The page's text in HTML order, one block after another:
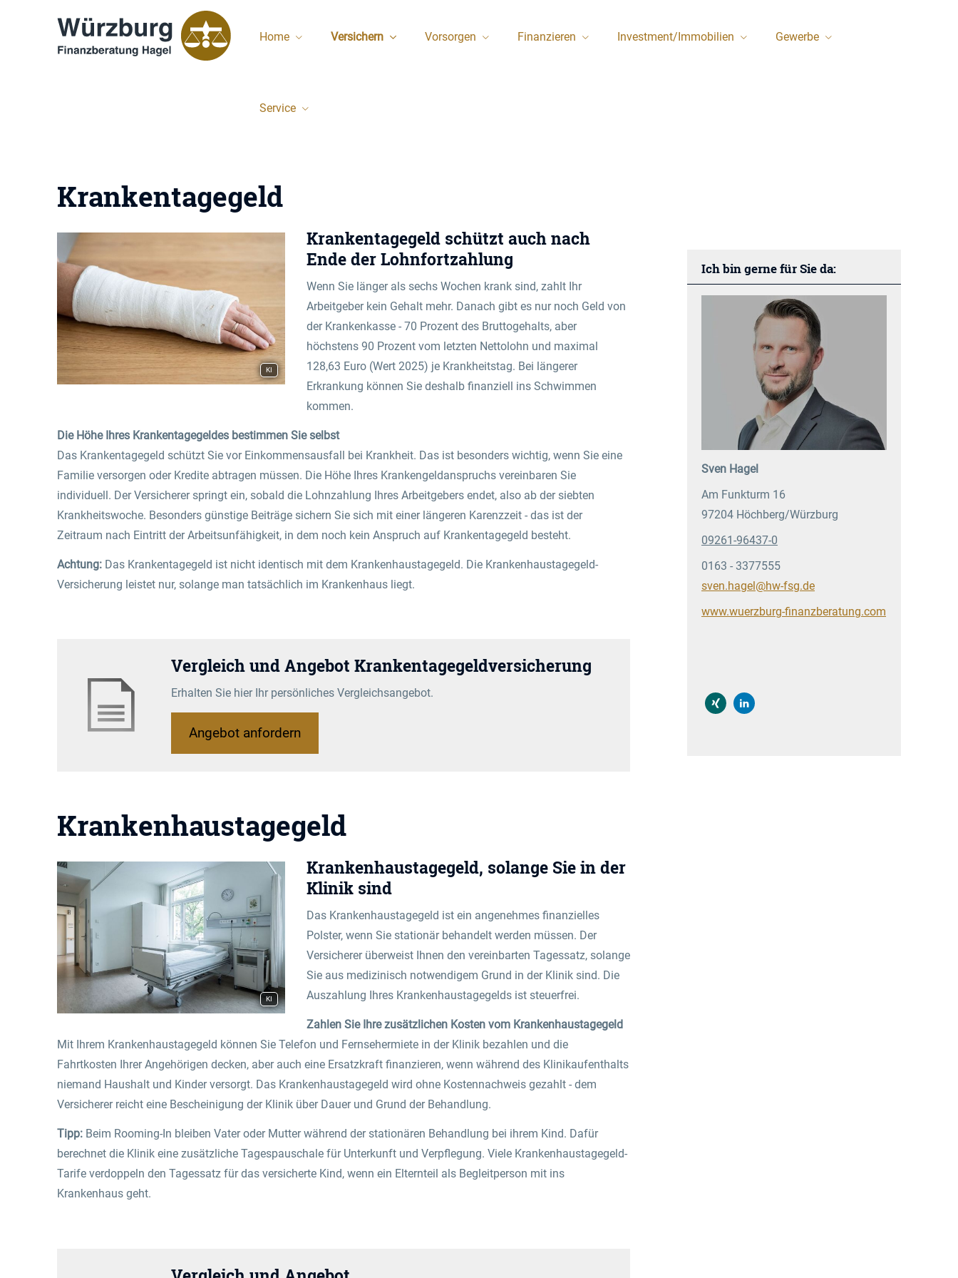
Home Versichern Vorsorgen Finanzieren Investment/Immobilien Gewerbe
Service
Ich bin gerne für Sie da:
Sven Hagel
Am Funkturm 16
97204 Höchberg/Würzburg
09261-96437-0
0163 - 3377555
sven.hagel@hw-fsg.de
www.wuerzburg-finanzberatung.com
Krankentagegeld
KI
Krankentagegeld schützt auch nach
Ende der Lohnfortzahlung
Wenn Sie länger als sechs Wochen krank sind, zahlt Ihr
Arbeitgeber kein Gehalt mehr. Danach gibt es nur noch Geld von
der Krankenkasse - 70 Prozent des Bruttogehalts, aber
höchstens 90 Prozent vom letzten Nettolohn und maximal
128,63 Euro (Wert 2025) je Krankheitstag. Bei längerer
Erkrankung können Sie deshalb finanziell ins Schwimmen
kommen.
Die Höhe Ihres Krankentagegeldes bestimmen Sie selbst
Das Krankentagegeld schützt Sie vor Einkommensausfall bei Krankheit. Das ist besonders wichtig, wenn Sie eine
Familie versorgen oder Kredite abtragen müssen. Die Höhe Ihres Krankengeldanspruchs vereinbaren Sie
individuell. Der Versicherer springt ein, sobald die Lohnzahlung Ihres Arbeitgebers endet, also ab der siebten
Krankheitswoche. Besonders günstige Beiträge sichern Sie sich mit einer längeren Karenzzeit - das ist der
Zeitraum nach Eintritt der Arbeitsunfähigkeit, in dem noch kein Anspruch auf Krankentagegeld besteht.
Achtung: Das Krankentagegeld ist nicht identisch mit dem Krankenhaustagegeld. Die Krankenhaustagegeld-
Versicherung leistet nur, solange man tatsächlich im Krankenhaus liegt.
Vergleich und Angebot Krankentagegeldversicherung
Erhalten Sie hier Ihr persönliches Vergleichsangebot.
An­ge­bot an­for­dern
Krankenhaustagegeld
KI
Krankenhaustagegeld, solange Sie in der
Klinik sind
Das Krankenhaustagegeld ist ein angenehmes finanzielles
Polster, wenn Sie stationär behandelt werden müssen. Der
Versicherer überweist Ihnen den vereinbarten Tagessatz, solange
Sie aus medizinisch notwendigem Grund in der Klinik sind. Die
Auszahlung Ihres Krankenhaustagegelds ist steuerfrei.
Zahlen Sie Ihre zusätzlichen Kosten vom Krankenhaustagegeld
Mit Ihrem Krankenhaustagegeld können Sie Telefon und Fernsehermiete in der Klinik bezahlen und die
Fahrtkosten Ihrer Angehörigen decken, aber auch eine Ersatzkraft finanzieren, wenn während des Klinikaufenthalts
niemand Haushalt und Kinder versorgt. Das Krankenhaustagegeld wird ohne Kostennachweis gezahlt - dem
Versicherer reicht eine Bescheinigung der Klinik über Dauer und Grund der Behandlung.
Tipp: Beim Rooming-In bleiben Vater oder Mutter während der stationären Behandlung bei ihrem Kind. Dafür
berechnet die Klinik eine zusätzliche Tagespauschale für Unterkunft und Verpflegung. Viele Krankenhaustagegeld-
Tarife verdoppeln den Tagessatz für das versicherte Kind, wenn ein Elternteil als Begleitperson mit ins
Krankenhaus geht.